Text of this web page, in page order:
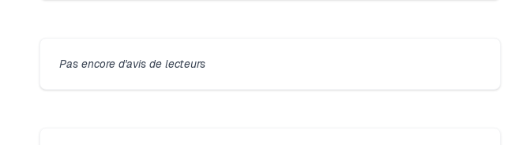
Pas encore d'avis de lecteurs